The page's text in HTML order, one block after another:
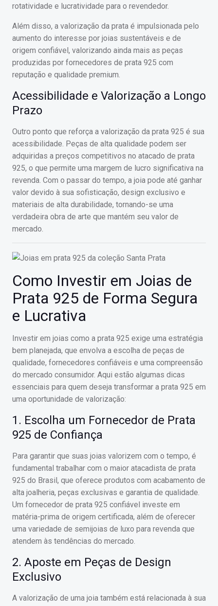
rotatividade e lucratividade para o revendedor.
Além disso, a valorização da prata é impulsionada pelo
aumento do interesse por joias sustentáveis e de
origem confiável, valorizando ainda mais as peças
produzidas por fornecedores de prata 925 com
reputação e qualidade premium.
Acessibilidade e Valorização a Longo
Prazo
Outro ponto que reforça a valorização da prata 925 é sua
acessibilidade. Peças de alta qualidade podem ser
adquiridas a preços competitivos no atacado de prata
925, o que permite uma margem de lucro significativa na
revenda. Com o passar do tempo, a joia pode até ganhar
valor devido à sua sofisticação, design exclusivo e
materiais de alta durabilidade, tornando-se uma
verdadeira obra de arte que mantém seu valor de
mercado.
Como Investir em Joias de
Prata 925 de Forma Segura
e Lucrativa
Investir em joias como a prata 925 exige uma estratégia
bem planejada, que envolva a escolha de peças de
qualidade, fornecedores confiáveis e uma compreensão
do mercado consumidor. Aqui estão algumas dicas
essenciais para quem deseja transformar a prata 925 em
uma oportunidade de valorização:
1. Escolha um Fornecedor de Prata
925 de Confiança
Para garantir que suas joias valorizem com o tempo, é
fundamental trabalhar com o maior atacadista de prata
925 do Brasil, que oferece produtos com acabamento de
alta joalheria, peças exclusivas e garantia de qualidade.
Um fornecedor de prata 925 confiável investe em
matéria-prima de origem certificada, além de oferecer
uma variedade de semijoias de luxo para revenda que
atendem às tendências do mercado.
2. Aposte em Peças de Design
Exclusivo
A valorização de uma joia também está relacionada à sua